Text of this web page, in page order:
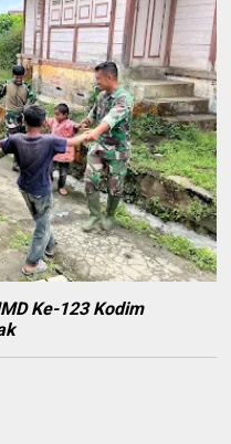
Ke-123 Kodim